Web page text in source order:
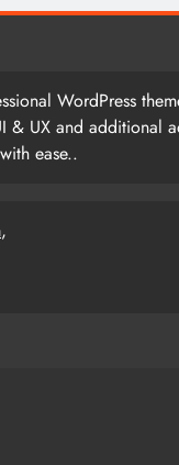
WordPress
UX and additional
ease..
,